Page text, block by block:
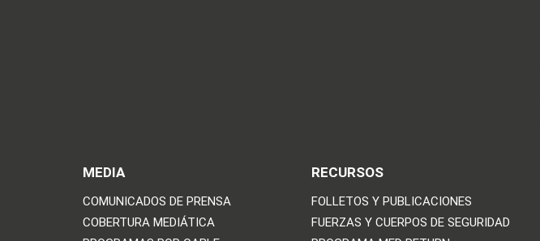
MEDIA
COMUNICADOS DE PRENSA
COBERTURA MEDIÁTICA
RECURSOS
FOLLETOS Y PUBLICACIONES
FUERZAS Y CUERPOS DE SEGURIDAD